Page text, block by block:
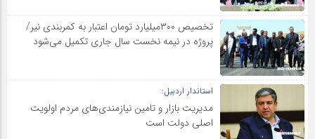
تخصیص ۳۰۰میلیارد تومان اعتبار به کمربندی نیر/
پروژه در نیمه نخست سال جاری تکمیل می‌شود
استاندار اردبیل:
مدیریت بازار و تامین نیازمندی‌های مردم اولویت‌
اصلی دولت است